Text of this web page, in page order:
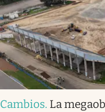
Cambios. La